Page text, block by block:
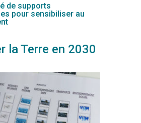
de supports
pour sensibiliser au
la Terre en 2030